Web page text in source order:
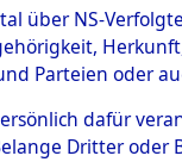
-
über NS-
Parteien oder
dafür
Dritter